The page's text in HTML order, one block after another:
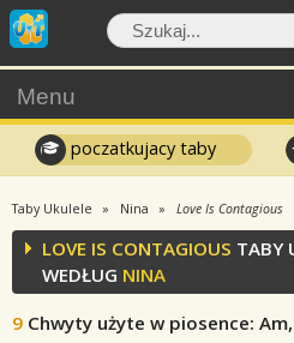
Menu
poczatkujacy taby
Taby Ukulele Nina Love Is Contagious
LOVE IS CONTAGIOUS TABY
WEDŁUG NINA
9 Chwyty użyte w piosence: